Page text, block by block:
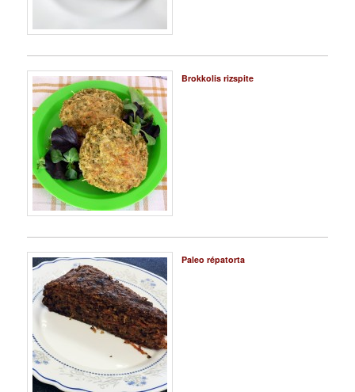
Brokkolis rizspite
Paleo répatorta